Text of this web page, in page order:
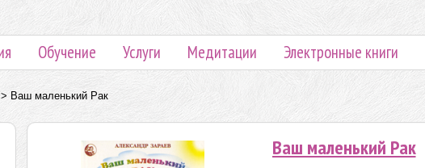
Обучение Услуги Медитации Электронные книги
> Ваш маленький Рак
Ваш маленький Рак